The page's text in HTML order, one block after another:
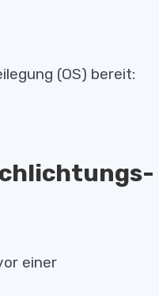
(OS) bereit:
einer